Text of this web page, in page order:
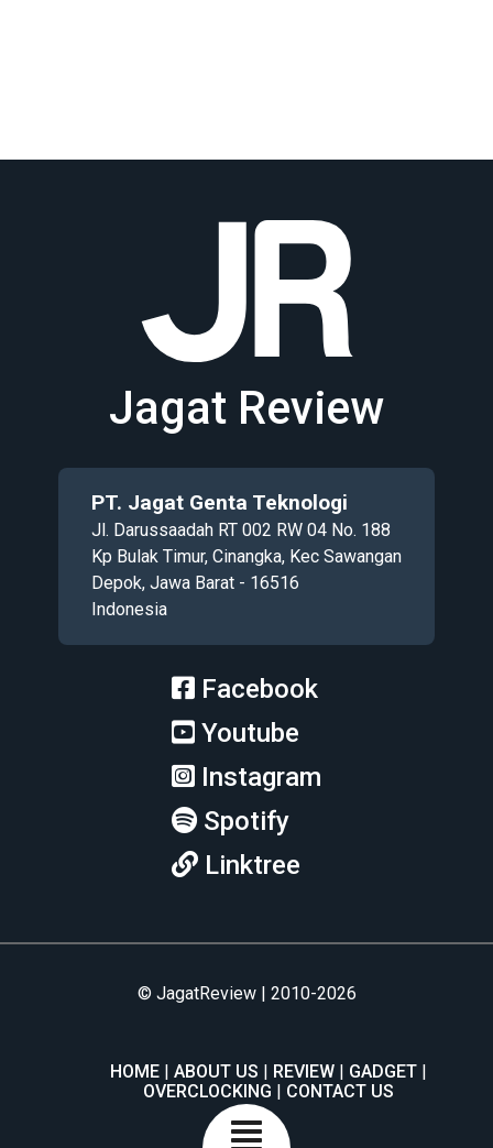
Jagat Review
PT. Jagat Genta Teknologi
Jl. Darussaadah RT 002 RW 04 No. 188
Kp Bulak Timur, Cinangka, Kec Sawangan
Depok, Jawa Barat - 16516
Indonesia
Facebook
Youtube
Instagram
Spotify
Linktree
© JagatReview | 2010-2026
HOME ABOUT US REVIEW
GADGET
OVERCLOCKING
CONTACT US